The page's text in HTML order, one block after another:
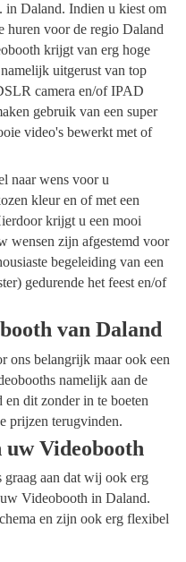
in Daland. Indien u kiest om
voor de regio Daland
krijgt van erg hoge
uitgerust van top
camera en/of IPAD
gebruik van een super
video's bewerkt met of
naar wens voor u
kleur en of met een
krijgt u een mooi
wensen zijn afgestemd voor
begeleiding van een
gedurende het feest en/of
van Daland
ons belangrijk maar ook een
namelijk aan de
dit zonder in te boeten
prijzen terugvinden.
Videobooth
graag aan dat wij ook erg
Videobooth in Daland.
en zijn ook erg flexibel